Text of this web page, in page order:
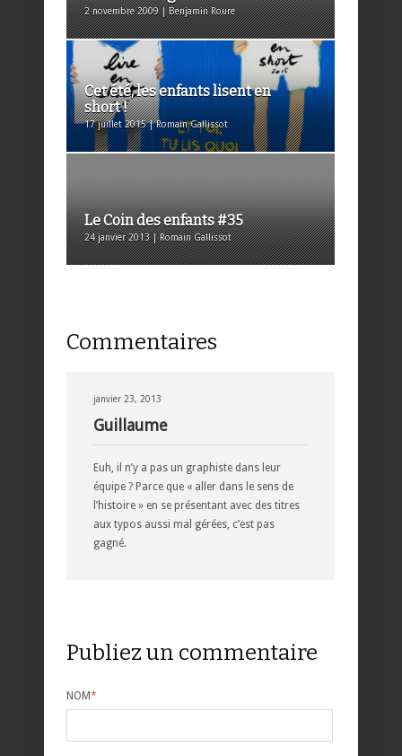
2 novembre 2009 | Benjamin Roure
Cet été, les enfants lisent en
short !
17 juillet 2015 | Romain Gallissot
Le Coin des enfants #35
24 janvier 2013 | Romain Gallissot
Commentaires
janvier 23, 2013
Guillaume
Euh, il n’y a pas un graphiste dans leur
équipe ? Parce que « aller dans le sens de
l’histoire » en se présentant avec des titres
aux typos aussi mal gérées, c’est pas
gagné.
Publiez un commentaire
NOM*